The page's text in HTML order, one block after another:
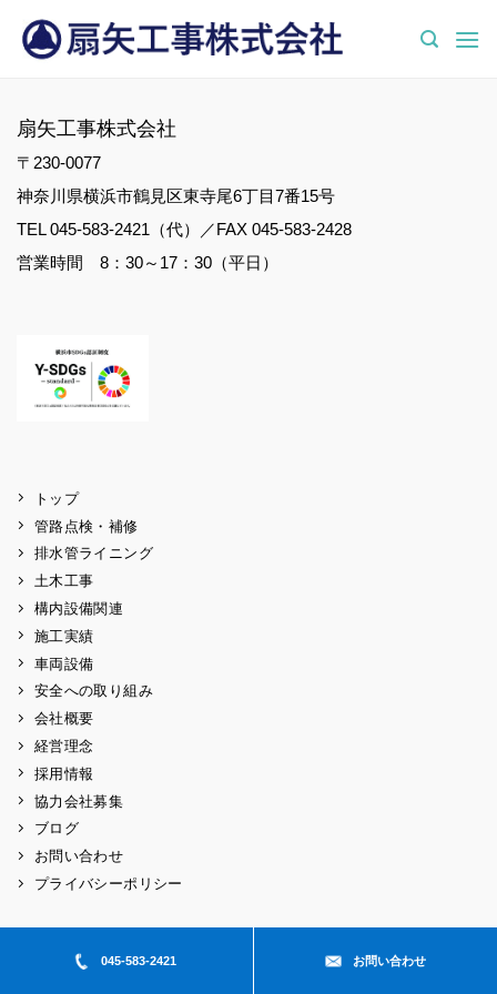
045-583-2421 お問い合わせ
扇矢工事株式会社
〒230-0077
神奈川県横浜市鶴見区東寺尾6丁目7番15号
TEL 045-583-2421（代）／FAX 045-583-2428
営業時間 8：30～17：30（平日）
トップ
管路点検・補修
排水管ライニング
土木工事
構内設備関連
施工実績
車両設備
安全への取り組み
会社概要
経営理念
採用情報
協力会社募集
ブログ
お問い合わせ
プライバシーポリシー